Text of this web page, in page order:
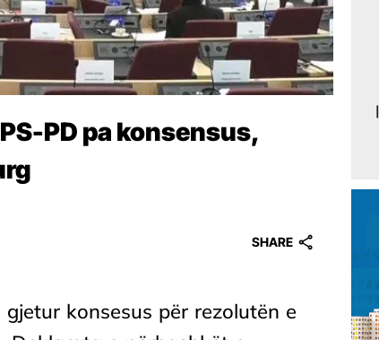
PD pa konsensus,
SHARE
konsesus për rezolutën e